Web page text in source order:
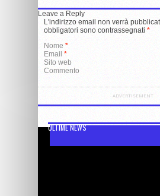
Leave a Reply
L'indirizzo email non verrà
obbligatori sono contrassegnati *
Nome *
Email *
Sito web
Commento
ADVERTISEMENT
ULTIME NEWS